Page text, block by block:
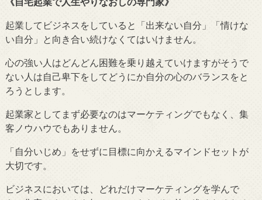
起業してビジネスをしていると「出来ない自分」「情けな
い自分」と向き合い続けなくてはいけません。
心の強い人はどんどん困難を乗り越えていけますがそうで
ない人は自己卑下をしてどうにか自分の心のバランスをと
ろうとします。
起業家としてまず必要なのはマーケティングでもなく、集
客ノウハウでもありません。
「自分いじめ」をせずに目標に向かえるマインドセットが
大切です。
ビジネスにおいては、どれだけマーケティングを学んで